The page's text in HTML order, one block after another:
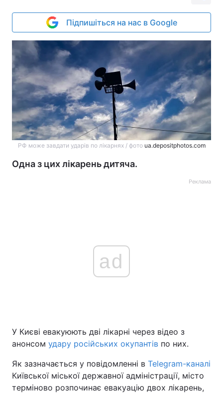
Підпишіться на нас в Google
РФ може завдати ударів по лікарнях / фото ua.depositphotos.com
Одна з цих лікарень дитяча.
Реклама
ad
У Києві евакуюють дві лікарні через відео з
анонсом удару російських окупантів по них.
Як зазначається у повідомленні в Telegram-каналі
Київської міської державної адміністрації, місто
терміново розпочинає евакуацію двох лікарень,